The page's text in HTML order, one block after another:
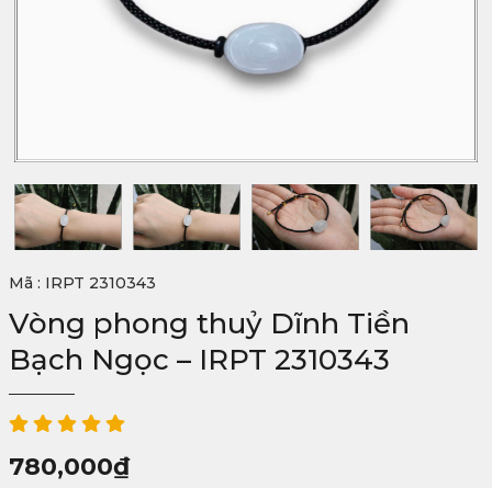
Mã : IRPT 2310343
Vòng phong thuỷ Dĩnh Tiền
Bạch Ngọc – IRPT 2310343
780,000₫